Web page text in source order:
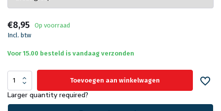
€8,95
Op voorraad
Incl. btw
Voor 15.00 besteld is vandaag verzonden
Toevoegen aan winkelwagen
Larger quantity required?